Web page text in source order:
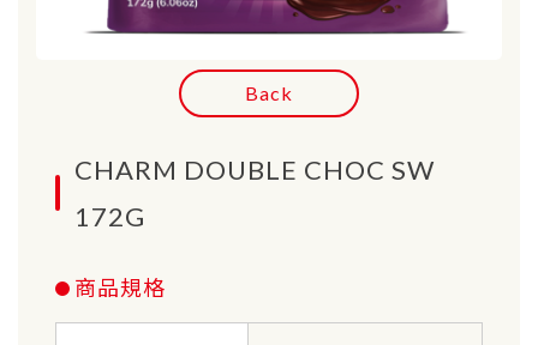
Back
CHARM DOUBLE CHOC SW
172G
商品規格